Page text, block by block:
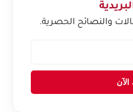
والنصائح الحصرية.